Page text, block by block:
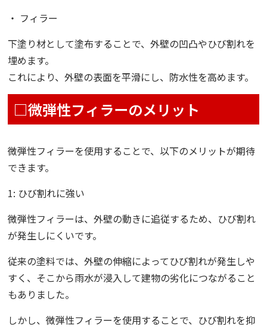
・ フィラー
下塗り材として塗布することで、外壁の凹凸やひび割れを
埋めます。
これにより、外壁の表面を平滑にし、防水性を高めます。
□微弾性フィラーのメリット
微弾性フィラーを使用することで、以下のメリットが期待
できます。
1: ひび割れに強い
微弾性フィラーは、外壁の動きに追従するため、ひび割れ
が発生しにくいです。
従来の塗料では、外壁の伸縮によってひび割れが発生しや
すく、そこから雨水が浸入して建物の劣化につながること
もありました。
しかし、微弾性フィラーを使用することで、ひび割れを抑